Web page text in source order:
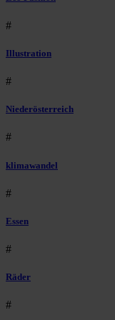
#
Illustration
#
Niederösterreich
#
klimawandel
#
Essen
#
Räder
#